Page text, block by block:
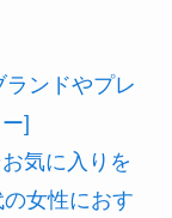
ンドやプレ
]
気に入りを
女性におす